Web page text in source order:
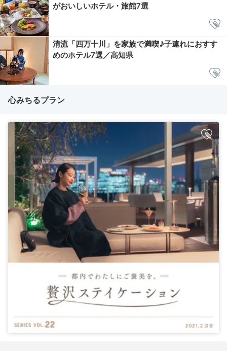
がおいしいホテル・旅館7選
清流「四万十川」を家族で満喫♪子連れにおすす
めのホテル7選／高知県
心みちるプラン